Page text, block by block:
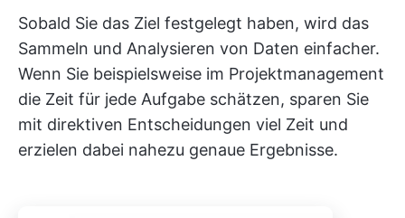
Sobald Sie das Ziel festgelegt haben, wird das
Sammeln und Analysieren von Daten einfacher.
Wenn Sie beispielsweise im Projektmanagement
die Zeit für jede Aufgabe schätzen, sparen Sie
mit direktiven Entscheidungen viel Zeit und
erzielen dabei nahezu genaue Ergebnisse.